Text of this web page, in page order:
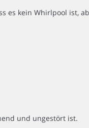
es kein Whirlpool ist,
und ungestört ist.